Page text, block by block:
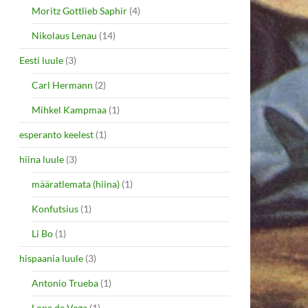
Moritz Gottlieb Saphir (4)
Nikolaus Lenau (14)
Eesti luule (3)
Carl Hermann (2)
Mihkel Kampmaa (1)
esperanto keelest (1)
hiina luule (3)
määratlemata (hiina) (1)
Konfutsius (1)
Li Bo (1)
hispaania luule (3)
Antonio Trueba (1)